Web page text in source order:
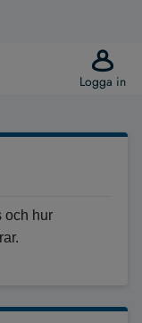
Logga in
och hur